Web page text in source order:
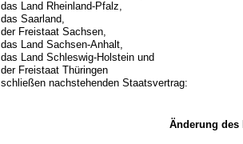
das Land Rheinland-Pfalz,
das Saarland,
der Freistaat Sachsen,
das Land Sachsen-Anhalt,
das Land Schleswig-Holstein und
der Freistaat Thüringen
schließen nachstehenden Staatsvertrag:
Änderung des